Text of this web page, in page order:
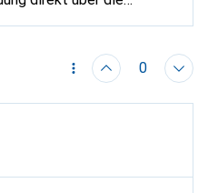
aktualisierst.
0